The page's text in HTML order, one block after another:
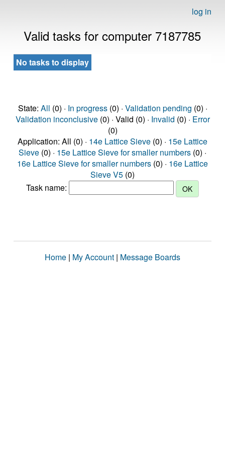
log in
Valid tasks for computer 7187785
No tasks to display
State: All (0) · In progress(0) · Validation pending (0) ·
Validation inconclusive(0) · Valid (0) · Invalid (0) · Error
(0)
Application: All (0) · 14e Lattice Sieve (0) · 15e Lattice
Sieve (0) · 15e Lattice Sieve for smaller numbers (0) ·
16e Lattice Sieve for smaller numbers (0) · 16e Lattice
Sieve V5 (0)
Task name:
Home | My Account | Message Boards